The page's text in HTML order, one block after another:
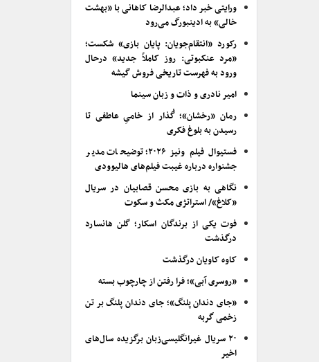
ورایتی خبر داد؛ عبدالرضا کاهانی با «بهشت
خالی» به ادینبورگ می‌رود
رکورد «انتقام‌جویان: پایان بازی» شکست؛
«مرد عنکبوتی: روز کاملاً جدید» درحال
ورود به فهرست تاریخی فروش گیشه
امیر نادری و ذات و زبان سینما
رمان «رخشان»؛ گُذار از خامیِ عاطفی تا
رسیدن به بلوغ فکری
فستیوال فیلم ونیز ۲۰۲۶؛ توضیحات مدیر
جشنواره درباره غیبت فیلم‌های هالیوودی
نگاهی به بازی محسن قصابیان در سریال
«کلاغ»/ استراتژی مکث و سکوت
فوت یکی از برندگان اسکار؛ گلن هانسارد
درگذشت
کاوه کاویان درگذشت
«روسری آبی»؛ فرا رفتن از چارچوب بسته
«جای دندان پلنگ»؛ جای دندان پلنگ بر تن
زخمی گربه
۲۰ سریال غیرانگلیسی‌زبان برگزیده سال‌های
اخیر